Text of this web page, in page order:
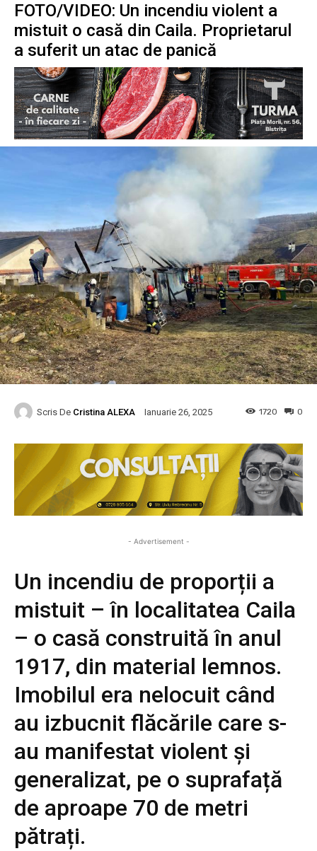
FOTO/VIDEO: Un incendiu violent a
mistuit o casă din Caila. Proprietarul
a suferit un atac de panică
Scris De Cristina ALEXA Ianuarie 26, 2025 0
1720
- Advertisement -
Un incendiu de proporții a
mistuit – în localitatea Caila
– o casă construită în anul
1917, din material lemnos.
Imobilul era nelocuit când
au izbucnit flăcările care s-
au manifestat violent și
generalizat, pe o suprafață
de aproape 70 de metri
pătrați.